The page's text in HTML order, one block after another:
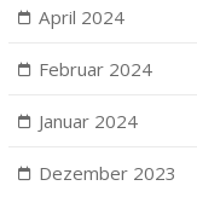
April 2024
Februar 2024
Januar 2024
Dezember 2023